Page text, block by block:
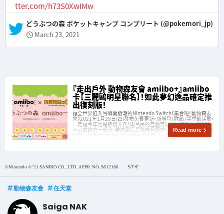
tter.com/h73S0XwIMw
— どうぶつの森 ポケットキャンプ コンプリート (@pokemori_jp)
March 23, 2021
『走出戶外 動物森友會 amiibo+』amiibo
卡【三麗鷗明星聯名】！如此夢幻逸品確定推
出復刻版！
讓全世界陷入島嶼開發潮的Nintendo Switch《集合啦！動物森友
會》2021年1月28日(四)發布免費更新，新增「狂歡節」等季節活動，
一定讓今年也是熱鬧非凡！與島民的互動可以說是享受島嶼樂趣
不可或缺的一部分。雖然島民是隨機分配的，不過曾經發售過的動
物森友會系列amiibo與amiibo卡也可以在《集合啦！動物森
Read more
©Nintendo © '21 SANRIO CO., LTD. APPR. NO. S612166 S/T•F
動物森友會 任天堂
Saiga NAK